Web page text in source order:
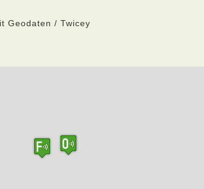
Geodaten / Twicey